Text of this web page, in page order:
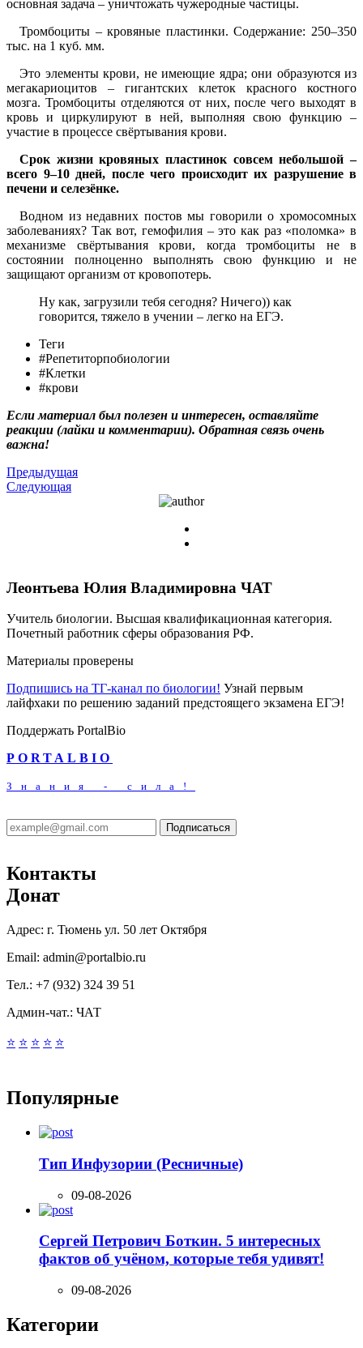
основная задача – уничтожать чужеродные частицы.
Тромбоциты – кровяные пластинки. Содержание: 250–350
тыс. на 1 куб. мм.
Это элементы крови, не имеющие ядра; они образуются из
мегакариоцитов – гигантских клеток красного костного
мозга. Тромбоциты отделяются от них, после чего выходят в
кровь и циркулируют в ней, выполняя свою функцию –
участие в процессе свёртывания крови.
Срок жизни кровяных пластинок совсем небольшой –
всего 9–10 дней, после чего происходит их разрушение в
печени и селезёнке.
Водном из недавних постов мы говорили о хромосомных
заболеваниях? Так вот, гемофилия – это как раз «поломка» в
механизме свёртывания крови, когда тромбоциты не в
состоянии полноценно выполнять свою функцию и не
защищают организм от кровопотерь.
Ну как, загрузили тебя сегодня? Ничего)) как
говорится, тяжело в учении – легко на ЕГЭ.
Теги
#Репетиторпобиологии
#Клетки
#крови
Если материал был полезен и интересен, оставляйте
реакции (лайки и комментарии). Обратная связь очень
важна!
Предыдущая
Следующая
Леонтьева Юлия Владимировна ЧАТ
Учитель биологии. Высшая квалификационная категория.
Почетный работник сферы образования РФ.
Материалы проверены
Подпишись на ТГ-канал по биологии! Узнай первым
лайфхаки по решению заданий предстоящего экзамена ЕГЭ!
Поддержать PortalBio
PORTALBIO
Знания - сила!
Подписаться
Контакты
Донат
Адрес: г. Тюмень ул. 50 лет Октября
Email: admin@portalbio.ru
Тел.: +7 (932) 324 39 51
Админ-чат.: ЧАТ
⭐ ⭐ ⭐ ⭐ ⭐
Популярные
Тип Инфузории (Ресничные)
09-08-2026
Сергей Петрович Боткин. 5 интересных
фактов об учёном, которые тебя удивят!
09-08-2026
Категории